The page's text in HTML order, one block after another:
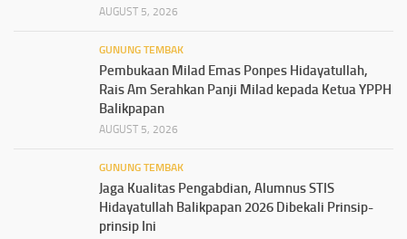
AUGUST 5, 2026
GUNUNG TEMBAK
Pembukaan Milad Emas Ponpes Hidayatullah,
Rais Am Serahkan Panji Milad kepada Ketua YPPH
Balikpapan
AUGUST 5, 2026
GUNUNG TEMBAK
Jaga Kualitas Pengabdian, Alumnus STIS
Hidayatullah Balikpapan 2026 Dibekali Prinsip-
prinsip Ini